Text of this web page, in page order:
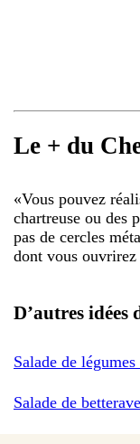
Le + du
«Vous pouvez
chartreuse ou des
pas de cercles
dont vous ouvrirez
D’autres idées
Salade de
Salade de